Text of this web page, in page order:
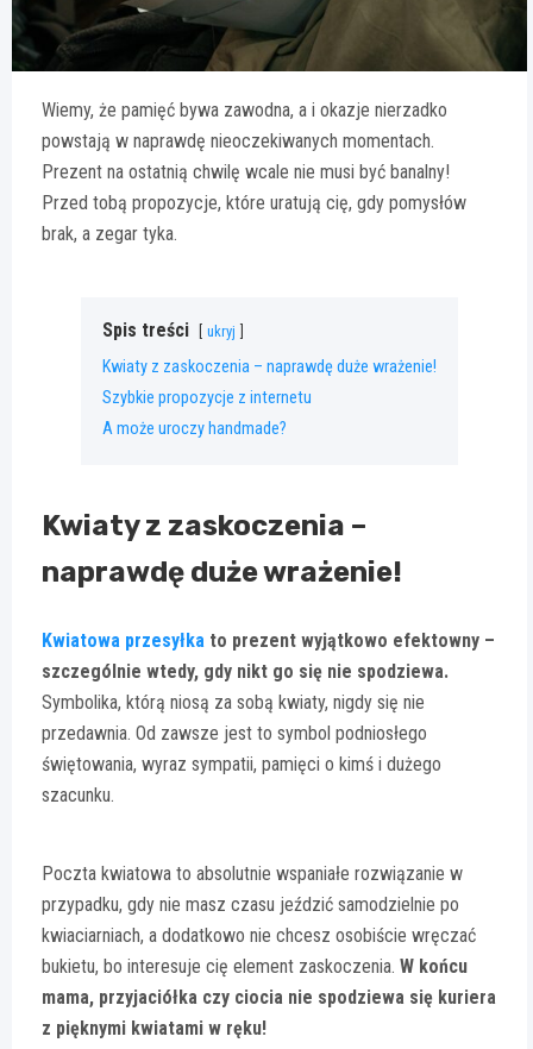
Wiemy, że pamięć bywa zawodna, a i okazje nierzadko
powstają w naprawdę nieoczekiwanych momentach.
Prezent na ostatnią chwilę wcale nie musi być banalny!
Przed tobą propozycje, które uratują cię, gdy pomysłów
brak, a zegar tyka.
Spis treści ukryj
Kwiaty z zaskoczenia – naprawdę duże wrażenie!
Szybkie propozycje z internetu
A może uroczy handmade?
Kwiaty z zaskoczenia –
naprawdę duże wrażenie!
Kwiatowa przesyłka to prezent wyjątkowo efektowny –
szczególnie wtedy, gdy nikt go się nie spodziewa.
Symbolika, którą niosą za sobą kwiaty, nigdy się nie
przedawnia. Od zawsze jest to symbol podniosłego
świętowania, wyraz sympatii, pamięci o kimś i dużego
szacunku.
Poczta kwiatowa to absolutnie wspaniałe rozwiązanie w
przypadku, gdy nie masz czasu jeździć samodzielnie po
kwiaciarniach, a dodatkowo nie chcesz osobiście wręczać
bukietu, bo interesuje cię element zaskoczenia. W końcu
mama, przyjaciółka czy ciocia nie spodziewa się kuriera
z pięknymi kwiatami w ręku!